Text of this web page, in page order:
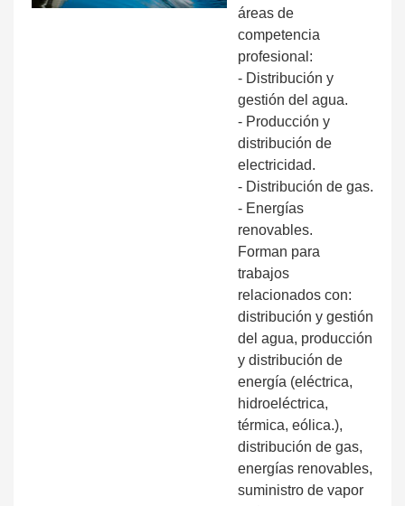
áreas de
competencia
profesional:
- Distribución y
gestión del agua.
- Producción y
distribución de
electricidad.
- Distribución de gas.
- Energías
renovables.
Forman para
trabajos
relacionados con:
distribución y gestión
del agua, producción
y distribución de
energía (eléctrica,
hidroeléctrica,
térmica, eólica.),
distribución de gas,
energías renovables,
suministro de vapor